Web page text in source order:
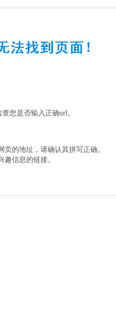
您是否输入正确url。
页的地址，请确认其拼写正确。
趣信息的链接。